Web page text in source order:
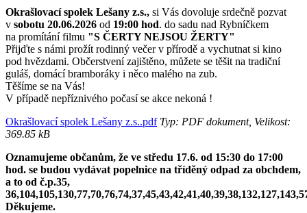
Okrašlovací spolek Lešany z.s., si Vás dovoluje srdečně pozvat
v sobotu 20.06.2026 od 19:00 hod. do sadu nad Rybníčkem
na promítání filmu "S ČERTY NEJSOU ŽERTY"
Přijďte s námi prožít rodinný večer v přírodě a vychutnat si kino
pod hvězdami. Občerstvení zajištěno, můžete se těšit na tradiční
guláš, domácí bramboráky i něco malého na zub.
Těšíme se na Vás!
V případě nepříznivého počasí se akce nekoná !
Okrašlovací spolek Lešany z.s..pdfTyp: PDF dokument, Velikost:
369.85 kB
Oznamujeme občanům, že ve středu 17.6. od 15:30 do 17:00
hod. se budou vydávat popelnice na tříděný odpad za obchdem,
a to od č.p.35,
Děkujeme.